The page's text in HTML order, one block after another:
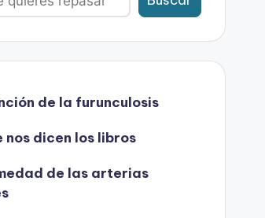
de la furunculosis
nos dicen los libros
de las arterias